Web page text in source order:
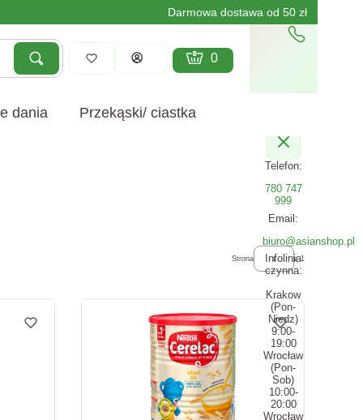
Darmowa dostawa od 50 zł
Szukaj Zaloguj się Produkty w koszyku: 0. Zobacz
Koszyk
Telefon:
780 747
999
Email:
biuro@asianshop.pl
Infolinia
czynna:
Krakow
(Pon-
Niedz)
9:00-
19:00
Wrocław
(Pon-
Sob)
10:00-
20:00
Wrocław
dania Przekąski/ ciastka
Strona z 1